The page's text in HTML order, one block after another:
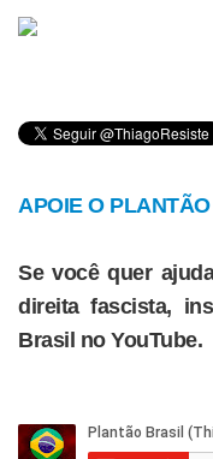
APOIE O
Se você quer
direita fascista,
Brasil no YouTube.